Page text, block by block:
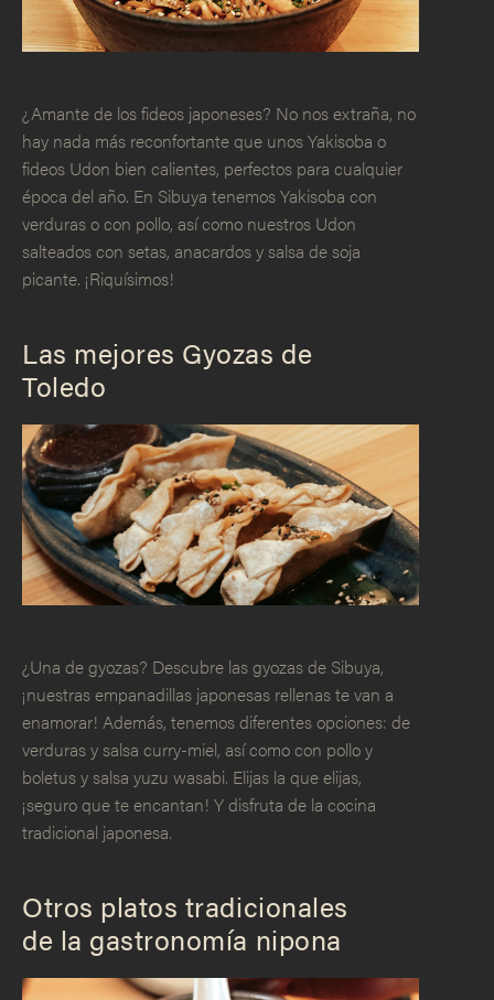
¿Amante de los fideos japoneses? No nos extraña, no
hay nada más reconfortante que unos Yakisoba o
fideos Udon bien calientes, perfectos para cualquier
época del año. En Sibuya tenemos Yakisoba con
verduras o con pollo, así como nuestros Udon
salteados con setas, anacardos y salsa de soja
picante. ¡Riquísimos!
Las mejores Gyozas de
Toledo
¿Una de gyozas? Descubre las gyozas de Sibuya,
¡nuestras empanadillas japonesas rellenas te van a
enamorar! Además, tenemos diferentes opciones: de
verduras y salsa curry-miel, así como con pollo y
boletus y salsa yuzu wasabi. Elijas la que elijas,
¡seguro que te encantan! Y disfruta de la cocina
tradicional japonesa.
Otros platos tradicionales
de la gastronomía nipona